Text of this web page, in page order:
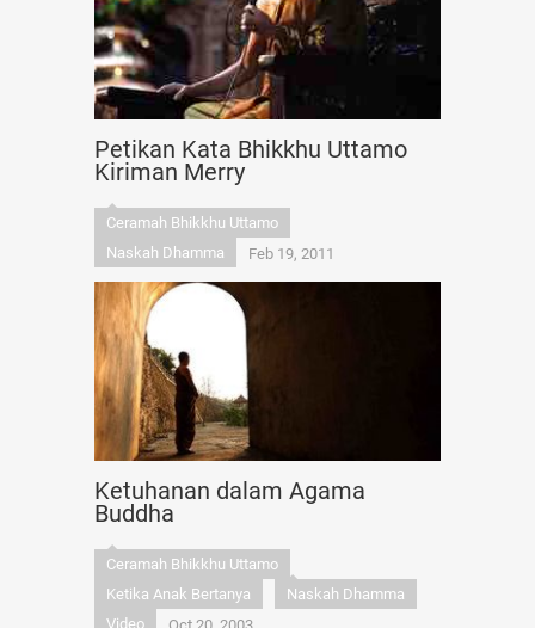
Petikan Kata Bhikkhu Uttamo
Kiriman Merry
Ceramah Bhikkhu Uttamo
Naskah Dhamma
Feb 19, 2011
Ketuhanan dalam Agama
Buddha
Ceramah Bhikkhu Uttamo
Ketika Anak Bertanya
Naskah Dhamma
Video